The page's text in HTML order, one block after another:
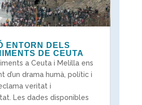
ENTORN DELS
DE CEUTA
a Ceuta i Melilla ens
d’un drama humà, polític i
veritat i
Les dades disponibles